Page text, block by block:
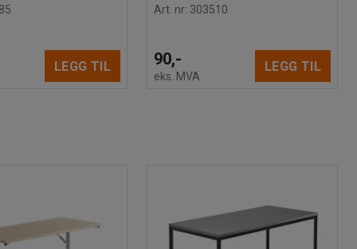
LEGG TIL
Art. nr: 303510
90,-
eks. MVA
LEGG TIL